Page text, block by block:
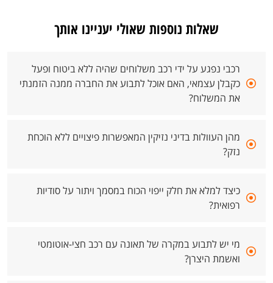
שאלות נוספות שאולי יעניינו אותך
רכבי נפגע על ידי רכב משלוחים שהיה ללא ביטוח ופעל
כקבלן עצמאי, האם אוכל לתבוע את החברה ממנה הזמנתי
את המשלוח?
מהן העוולות בדיני נזיקין המאפשרות פיצויים ללא הוכחת
נזק?
כיצד למלא את חלק ייפוי הכוח במסמך ויתור על סודיות
רפואית?
מי יש לתבוע במקרה של תאונה עם רכב חצי-אוטומטי
ואשמת היצרן?